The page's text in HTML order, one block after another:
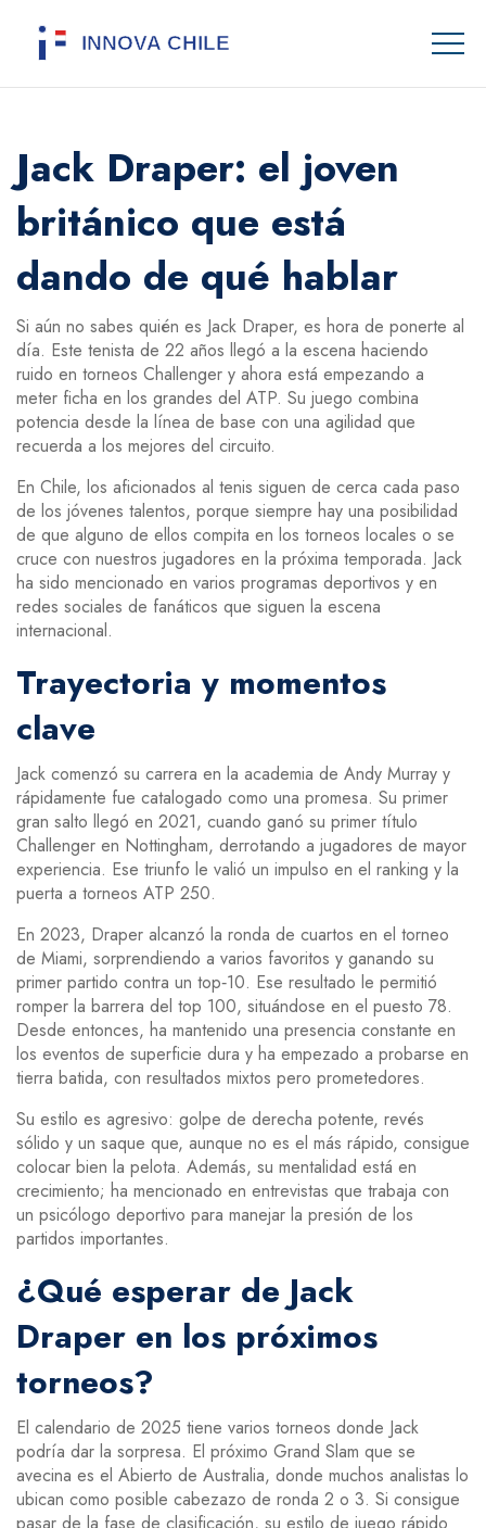
Jack Draper: el joven
británico que está
dando de qué hablar
Si aún no sabes quién es Jack Draper, es hora de ponerte al
día. Este tenista de 22 años llegó a la escena haciendo
ruido en torneos Challenger y ahora está empezando a
meter ficha en los grandes del ATP. Su juego combina
potencia desde la línea de base con una agilidad que
recuerda a los mejores del circuito.
En Chile, los aficionados al tenis siguen de cerca cada paso
de los jóvenes talentos, porque siempre hay una posibilidad
de que alguno de ellos compita en los torneos locales o se
cruce con nuestros jugadores en la próxima temporada. Jack
ha sido mencionado en varios programas deportivos y en
redes sociales de fanáticos que siguen la escena
internacional.
Trayectoria y momentos
clave
Jack comenzó su carrera en la academia de Andy Murray y
rápidamente fue catalogado como una promesa. Su primer
gran salto llegó en 2021, cuando ganó su primer título
Challenger en Nottingham, derrotando a jugadores de mayor
experiencia. Ese triunfo le valió un impulso en el ranking y la
puerta a torneos ATP 250.
En 2023, Draper alcanzó la ronda de cuartos en el torneo
de Miami, sorprendiendo a varios favoritos y ganando su
primer partido contra un top‑10. Ese resultado le permitió
romper la barrera del top 100, situándose en el puesto 78.
Desde entonces, ha mantenido una presencia constante en
los eventos de superficie dura y ha empezado a probarse en
tierra batida, con resultados mixtos pero prometedores.
Su estilo es agresivo: golpe de derecha potente, revés
sólido y un saque que, aunque no es el más rápido, consigue
colocar bien la pelota. Además, su mentalidad está en
crecimiento; ha mencionado en entrevistas que trabaja con
un psicólogo deportivo para manejar la presión de los
partidos importantes.
¿Qué esperar de Jack
Draper en los próximos
torneos?
El calendario de 2025 tiene varios torneos donde Jack
podría dar la sorpresa. El próximo Grand Slam que se
avecina es el Abierto de Australia, donde muchos analistas lo
ubican como posible cabezazo de ronda 2 o 3. Si consigue